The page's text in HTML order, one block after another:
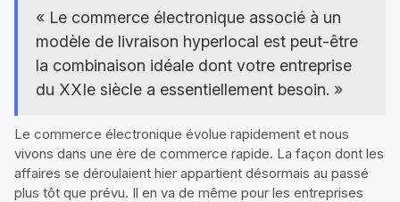
« Le commerce électronique associé à un
modèle de livraison hyperlocal est peut-être
la combinaison idéale dont votre entreprise
du XXIe siècle a essentiellement besoin. »
Le commerce électronique évolue rapidement et nous
vivons dans une ère de commerce rapide. La façon dont les
affaires se déroulaient hier appartient désormais au passé
plus tôt que prévu. Il en va de même pour les entreprises